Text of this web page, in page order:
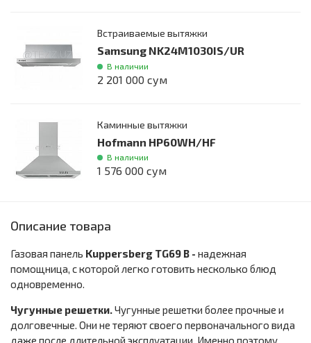
Встраиваемые вытяжки
Samsung NK24M1030IS/UR
В наличии
2 201 000 сум
Каминные вытяжки
Hofmann HP60WH/HF
В наличии
1 576 000 сум
Описание товара
Газовая панель Kuppersberg TG69 B - надежная
помощница, с которой легко готовить несколько блюд
одновременно.
Чугунные решетки.Чугунные решетки более прочные и
долговечные. Они не теряют своего первоначального вида
даже после длительной эксплуатации. Именно поэтому